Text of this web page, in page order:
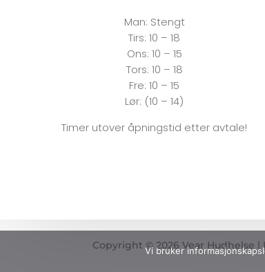
Man: Stengt
Tirs:10 – 18
Ons: 10 – 15
Tors: 10 – 18
Fre:10 – 15
Lør: (10 – 14)
Timer utover åpningstid etter avtale!
Copyright © 2026 Vear Hudhelse
Vi bruker